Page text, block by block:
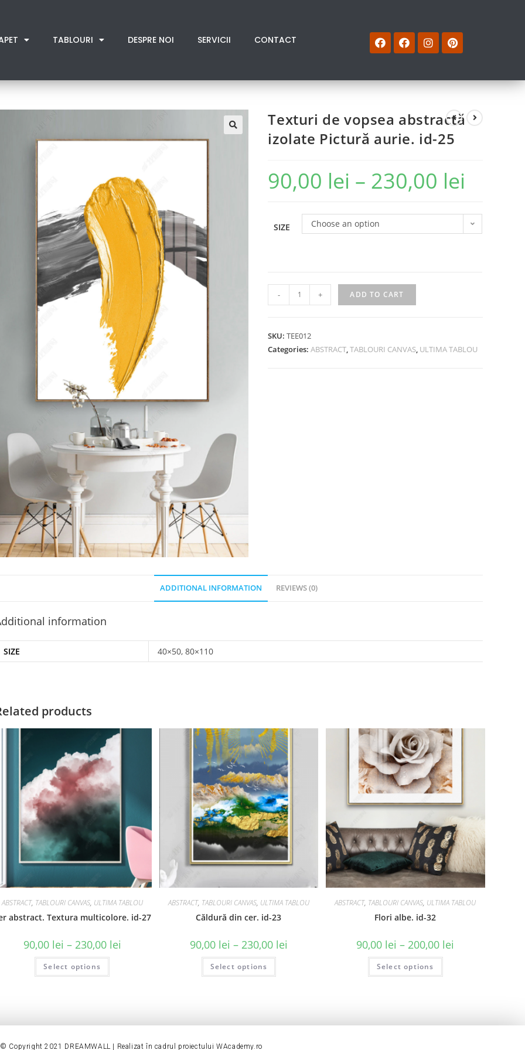
TABLOURI DESPRE NOI SERVICII CONTACT
Texturi de vopsea abstractă
izolate Pictură aurie. id-25
90,00 lei – 230,00 lei
SIZE Choose an option
- + ADD TO CART
SKU:TEE012
Categories:ABSTRACT,TABLOURI CANVAS, ULTIMA TABLOU
ADDITIONAL INFORMATION REVIEWS (0)
information
SIZE 40×50, 80×110
products
ABSTRACT, TABLOURI CANVAS, ULTIMA TABLOU
abstract. Textura multicolore. id-27
90,00 lei – 230,00 lei
Select options
ABSTRACT, TABLOURI CANVAS, ULTIMA TABLOU
Căldură din cer. id-23
90,00 lei – 230,00 lei
Select options
ABSTRACT, TABLOURI CANVAS, ULTIMA TABLOU
Flori albe. id-32
90,00 lei – 200,00 lei
Select options
© Copyright 2021 DREAMWALL | Realizat în cadrul proiectuluiWAcademy.ro